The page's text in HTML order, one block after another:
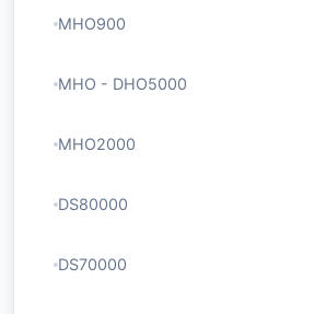
MHO900
MHO - DHO5000
MHO2000
DS80000
DS70000